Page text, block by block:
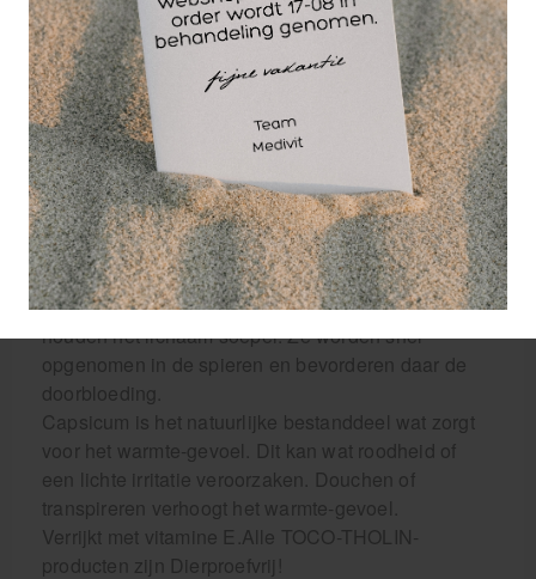
Warm is een
massage-olie die
zorgt voor een
warmtegevoel op de
huid. Tevens
beschermt Toco
Tholin Natumas
Warm, tegen kou en regen omdat deze olie wat
vetter is . Vóór de aktie of warming-up, de spieren
en gewrichten goed inmasseren. De etherische
oliën, gewonnen uit heilzame planten en kruiden,
houden het lichaam soepel. Ze worden snel
opgenomen in de spieren en bevorderen daar de
doorbloeding.
Capsicum is het natuurlijke bestanddeel wat zorgt
voor het warmte-gevoel. Dit kan wat roodheid of
een lichte irritatie veroorzaken. Douchen of
transpireren verhoogt het warmte-gevoel.
Verrijkt met vitamine E.Alle TOCO-THOLIN-
producten zijn Dierproefvrij!